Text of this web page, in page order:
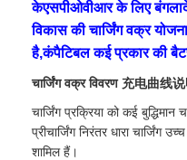
केएसपीओवीआर के लिए
विकास की चार्जिंग वक्र
है,कंपैटिबल कई प्रकार की
चार्जिंग वक्र विवरण 充电曲线
चार्जिंग प्रक्रिया को कई
प्रीचार्जिंग निरंतर धारा चार्जिंग
शामिल हैं।